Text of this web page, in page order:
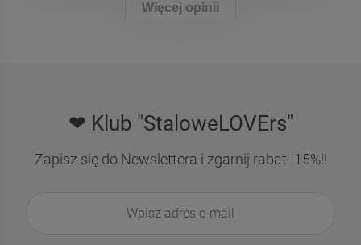
Więcej opinii
❤ Klub "StaloweLOVErs"
Zapisz się do Newslettera i zgarnij rabat -15%!!